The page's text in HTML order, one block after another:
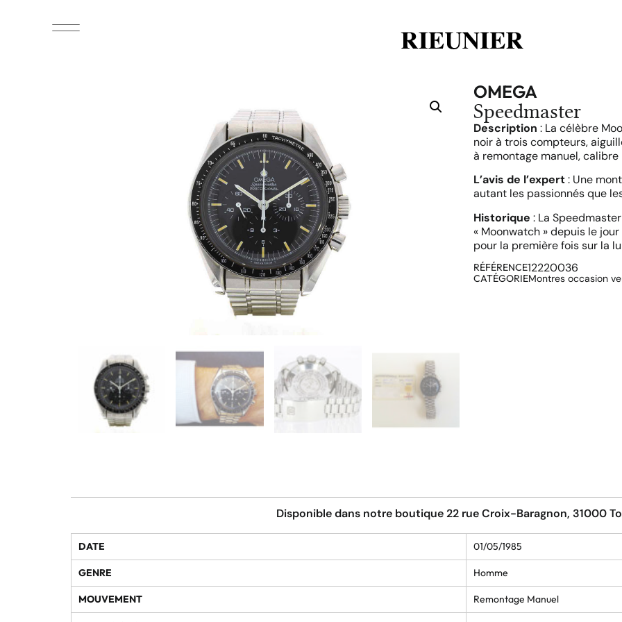
OMEGA
Speedmaster
Description : La célèbre
noir à trois compteurs,
à remontage manuel, calibre
L’avis de l’expert: Une
autant les passionnés que
Historique : La
« Moonwatch » depuis le
pour la première fois sur la
RÉFÉRENCE12220036
CATÉGORIEMontres occasion
Disponible dans notre boutique 22 rue Croix-Baragnon, 31000
DATE 01/05/1985
GENRE Homme
MOUVEMENT Remontage Manuel